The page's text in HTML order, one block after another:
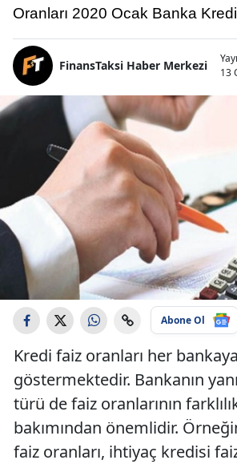
Oranları 2020 Ocak Banka
FinansTaksi Haber Merkezi
13
Abone Ol
Kredi faiz oranları her
göstermektedir. Bankanın
türü de faiz oranlarının
bakımından önemlidir.
faiz oranları, ihtiyaç kredisi